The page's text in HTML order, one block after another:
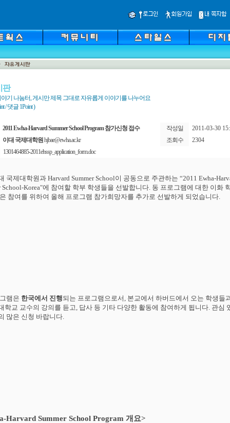
판
기 나눔터, 게시만 제목 그대로 자유롭게 이야기를 나누어요
/ 댓글 1Point )
2011 Ewha-Harvard Summer School Program 참가신청 접수 작성일
2011-03-30
이대 국제대학원hjbae@ewha.ac.kr 조회수
2304
1301464885-2011ehssp_application_form.doc
국제대학원과 Harvard Summer School이 공동으로 주관하는 “2011 Ewha-
School-Korea"에 참여할 학부 학생들을 선발합니다. 동 프로그램에 대한 이화
참여를 위하여 올해 프로그램 참가희망자를 추가로 선발하게 되었습니다.
램은 한국에서 진행되는 프로그램으로서, 본교에서 하버드에서 오는 학생들
학교 교수의 강의를 듣고, 답사 등 기타 다양한 활동에 참여하게 됩니다. 관심
많은 신청 바랍니다.
Harvard Summer School Program 개요>